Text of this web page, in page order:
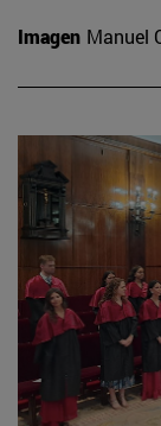
Imagen Manuel